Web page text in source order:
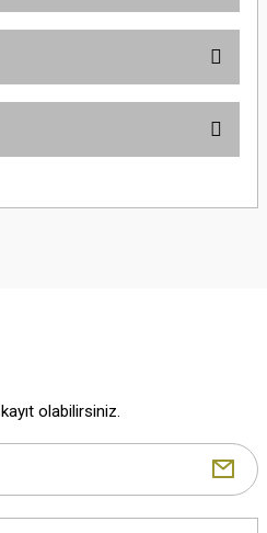
formunu kullanarak tarafımıza
Gönder
olabilirsiniz.